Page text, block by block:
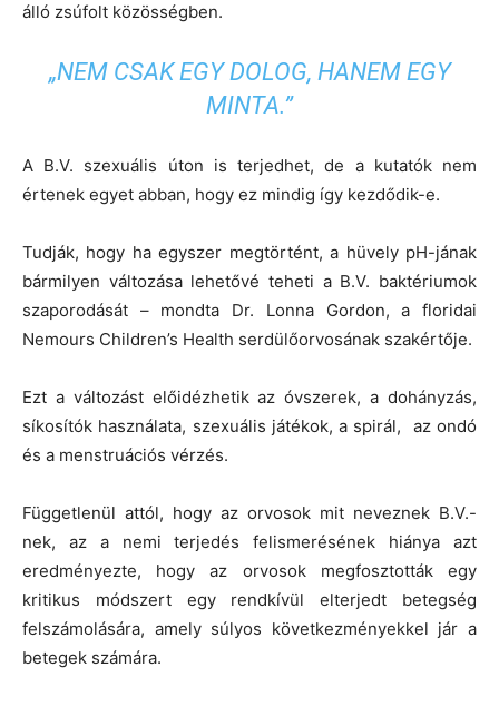
álló zsúfolt közösségben.
„NEM CSAK EGY DOLOG, HANEM EGY
MINTA.”
A B.V. szexuális úton is terjedhet, de a kutatók nem
értenek egyet abban, hogy ez mindig így kezdődik-e.
Tudják, hogy ha egyszer megtörtént, a hüvely pH-jának
bármilyen változása lehetővé teheti a B.V. baktériumok
szaporodását – mondta Dr. Lonna Gordon, a floridai
Nemours Children’s Health serdülőorvosának szakértője.
Ezt a változást előidézhetik az óvszerek, a dohányzás,
síkosítók használata, szexuális játékok, a spirál, az ondó
és a menstruációs vérzés.
Függetlenül attól, hogy az orvosok mit neveznek B.V.-
nek, az a nemi terjedés felismerésének hiánya azt
eredményezte, hogy az orvosok megfosztották egy
kritikus módszert egy rendkívül elterjedt betegség
felszámolására, amely súlyos következményekkel jár a
betegek számára.